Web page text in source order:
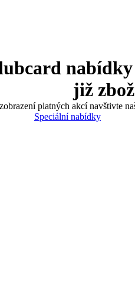
již
platných akcí navštivte
Speciální nabídky